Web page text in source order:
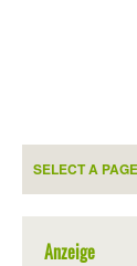
Anzeige